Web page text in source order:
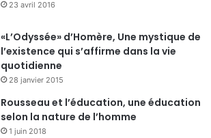
23 avril 2016
«L’Odyssée» d’Homère, Une mystique de
l’existence qui s’affirme dans la vie
quotidienne
28 janvier 2015
Rousseau et l’éducation, une éducation
selon la nature de l’homme
1 juin 2018